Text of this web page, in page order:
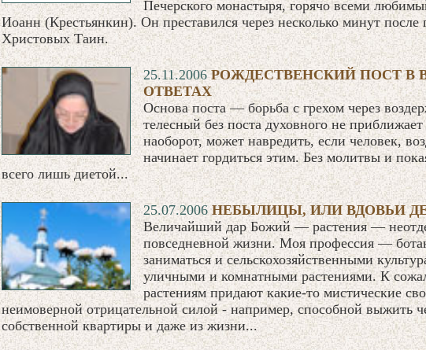
Печерского монастыря, горячо всеми
Иоанн (Крестьянкин). Он преставился через несколько минут
Христовых Таин.
25.11.2006РОЖДЕСТВЕНСКИЙ ПОСТ В
ОТВЕТАХ
Основа поста — борьба с грехом через
телесный без поста духовного не
наоборот, может навредить, если человек,
начинает гордиться этим. Без молитвы и
всего лишь диетой...
25.07.2006НЕБЫЛИЦЫ, ИЛИ ВДОВЬИ
Величайший дар Божий — растения —
повседневной жизни. Моя профессия —
заниматься и сельскохозяйственными
уличными и комнатными растениями. К
растениям придают какие-то мистические
неимоверной отрицательной силой - например, способной выжить
собственной квартиры и даже из жизни...